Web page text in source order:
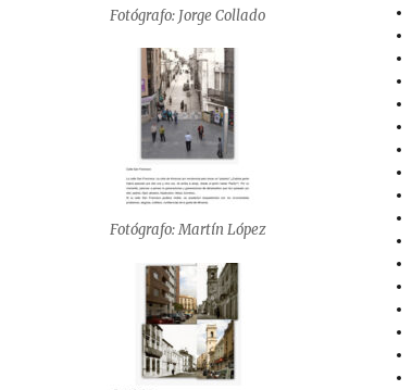
Fotógrafo: Jorge Collado
Fotógrafo: Martín López